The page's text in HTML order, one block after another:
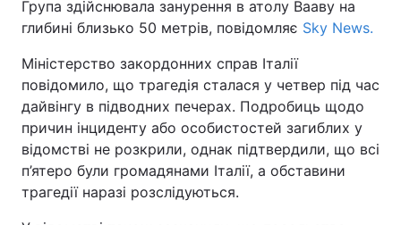
Група здійснювала занурення в атолу Вааву на
глибині близько 50 метрів, повідомляє Sky News.
Міністерство закордонних справ Італії
повідомило, що трагедія сталася у четвер під час
дайвінгу в підводних печерах. Подробиць щодо
причин інциденту або особистостей загиблих у
відомстві не розкрили, однак підтвердили, що всі
п’ятеро були громадянами Італії, а обставини
трагедії наразі розслідуються.